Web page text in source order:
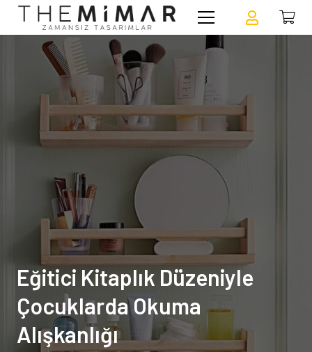
Eğitici Kitaplık Düzeniyle
Çocuklarda Okuma
Alışkanlığı